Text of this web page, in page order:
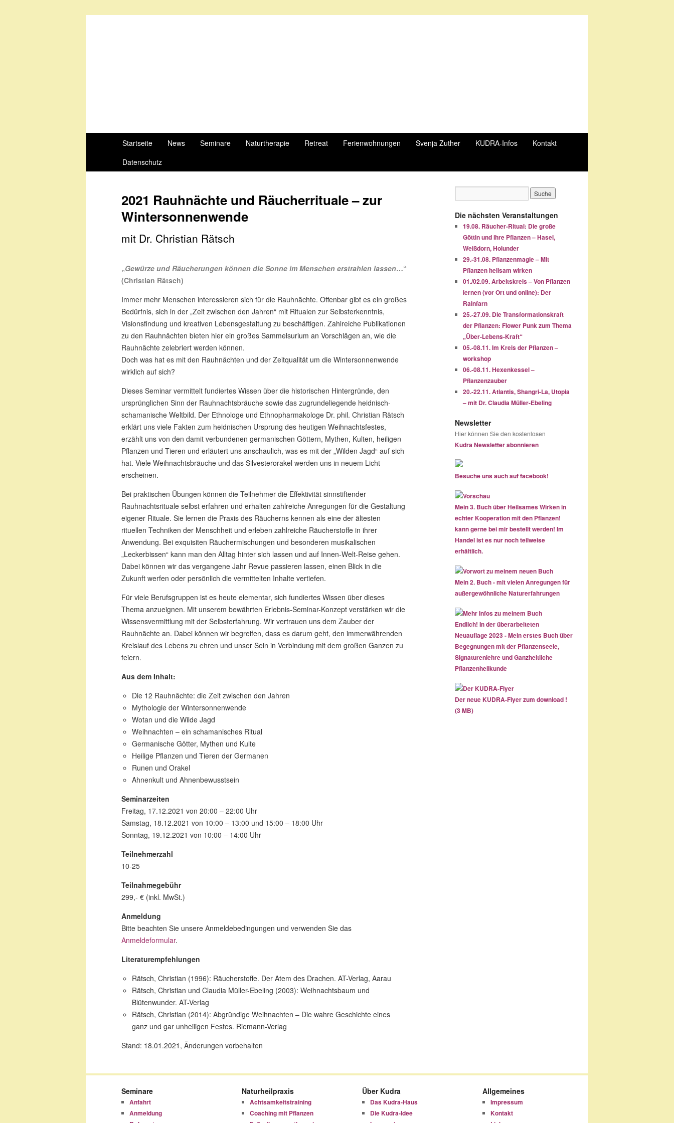
Startseite News Seminare Naturtherapie Retreat Ferienwohnungen Svenja Zuther KUDRA-Infos
Kontakt
Datenschutz
2021 Rauhnächte und Räucherrituale – zur
Wintersonnenwende
mit Dr. Christian Rätsch
„Gewürze und Räucherungen können die Sonne im Menschen erstrahlen lassen…“
(Christian Rätsch)
Immer mehr Menschen interessieren sich für die Rauhnächte. Offenbar gibt es ein großes
Bedürfnis, sich in der „Zeit zwischen den Jahren“ mit Ritualen zur Selbsterkenntnis,
Visionsfindung und kreativen Lebensgestaltung zu beschäftigen. Zahlreiche Publikationen
zu den Rauhnächten bieten hier ein großes Sammelsurium an Vorschlägen an, wie die
Rauhnächte zelebriert werden können.
Doch was hat es mit den Rauhnächten und der Zeitqualität um die Wintersonnenwende
wirklich auf sich?
Dieses Seminar vermittelt fundiertes Wissen über die historischen Hintergründe, den
ursprünglichen Sinn der Rauhnachtsbräuche sowie das zugrundeliegende heidnisch-
schamanische Weltbild. Der Ethnologe und Ethnopharmakologe Dr. phil. Christian Rätsch
erklärt uns viele Fakten zum heidnischen Ursprung des heutigen Weihnachtsfestes,
erzählt uns von den damit verbundenen germanischen Göttern, Mythen, Kulten, heiligen
Pflanzen und Tieren und erläutert uns anschaulich, was es mit der „Wilden Jagd“ auf sich
hat. Viele Weihnachtsbräuche und das Silvesterorakel werden uns in neuem Licht
erscheinen.
Bei praktischen Übungen können die Teilnehmer die Effektivität sinnstiftender
Rauhnachtsrituale selbst erfahren und erhalten zahlreiche Anregungen für die Gestaltung
eigener Rituale. Sie lernen die Praxis des Räucherns kennen als eine der ältesten
rituellen Techniken der Menschheit und erleben zahlreiche Räucherstoffe in ihrer
Anwendung. Bei exquisiten Räuchermischungen und besonderen musikalischen
„Leckerbissen“ kann man den Alltag hinter sich lassen und auf Innen-Welt-Reise gehen.
Dabei können wir das vergangene Jahr Revue passieren lassen, einen Blick in die
Zukunft werfen oder persönlich die vermittelten Inhalte vertiefen.
Für viele Berufsgruppen ist es heute elementar, sich fundiertes Wissen über dieses
Thema anzueignen. Mit unserem bewährten Erlebnis-Seminar-Konzept verstärken wir die
Wissensvermittlung mit der Selbsterfahrung. Wir vertrauen uns dem Zauber der
Rauhnächte an. Dabei können wir begreifen, dass es darum geht, den immerwährenden
Kreislauf des Lebens zu ehren und unser Sein in Verbindung mit dem großen Ganzen zu
feiern.
Aus dem Inhalt:
Die 12 Rauhnächte: die Zeit zwischen den Jahren
Mythologie der Wintersonnenwende
Wotan und die Wilde Jagd
Weihnachten – ein schamanisches Ritual
Germanische Götter, Mythen und Kulte
Heilige Pflanzen und Tieren der Germanen
Runen und Orakel
Ahnenkult und Ahnenbewusstsein
Seminarzeiten
Freitag, 17.12.2021 von 20:00 – 22:00 Uhr
Samstag, 18.12.2021 von 10:00 – 13:00 und 15:00 – 18:00 Uhr
Sonntag, 19.12.2021 von 10:00 – 14:00 Uhr
Teilnehmerzahl
10-25
Teilnahmegebühr
299,- € (inkl. MwSt.)
Anmeldung
Bitte beachten Sie unsere Anmeldebedingungen und verwenden Sie das
Anmeldeformular.
Literaturempfehlungen
Rätsch, Christian (1996): Räucherstoffe. Der Atem des Drachen. AT-Verlag, Aarau
Rätsch, Christian und Claudia Müller-Ebeling (2003): Weihnachtsbaum und
Blütenwunder. AT-Verlag
Rätsch, Christian (2014): Abgründige Weihnachten – Die wahre Geschichte eines
ganz und gar unheiligen Festes. Riemann-Verlag
Stand: 18.01.2021, Änderungen vorbehalten
Die nächsten Veranstaltungen
19.08. Räucher-Ritual: Die große
Göttin und ihre Pflanzen – Hasel,
Weißdorn, Holunder
29.-31.08. Pflanzenmagie – Mit
Pflanzen heilsam wirken
01./02.09. Arbeitskreis – Von Pflanzen
lernen (vor Ort und online): Der
Rainfarn
25.-27.09. Die Transformationskraft
der Pflanzen: Flower Punk zum Thema
„Über-Lebens-Kraft“
05.-08.11. Im Kreis der Pflanzen –
workshop
06.-08.11. Hexenkessel –
Pflanzenzauber
20.-22.11. Atlantis, Shangri-La, Utopia
– mit Dr. Claudia Müller-Ebeling
Newsletter
Hier können Sie den kostenlosen
Kudra Newsletter abonnieren
Besuche uns auch auf facebook!
Mein 3. Buch über Heilsames Wirken in
echter Kooperation mit den Pflanzen!
kann gerne bei mir bestellt werden! Im
Handel ist es nur noch teilweise
erhältlich.
Mein 2. Buch - mit vielen Anregungen für
außergewöhnliche Naturerfahrungen
Endlich! In der überarbeiteten
Neuauflage 2023 - Mein erstes Buch über
Begegnungen mit der Pflanzenseele,
Signaturenlehre und Ganzheitliche
Pflanzenheilkunde
Der neue KUDRA-Flyer zum download !
(3 MB)
Seminare
Anfahrt
Anmeldung
Naturheilpraxis
Achtsamkeitstraining
Coaching mit Pflanzen
Über Kudra
Das Kudra-Haus
Die Kudra-Idee
Allgemeines
Impressum
Kontakt